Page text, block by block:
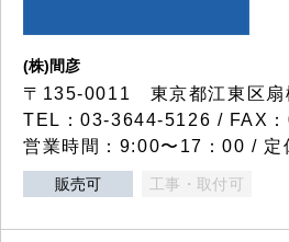
(株)間彦
〒135-0011 東京都江東区扇
TEL：03-3644-5126 / FAX
営業時間：9:00〜17：00 / 定
販売可 工事・取付可